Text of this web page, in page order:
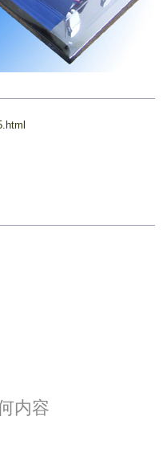
内容